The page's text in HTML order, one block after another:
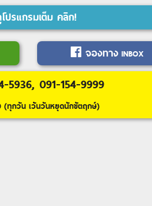
วลรี่ ร้านหยก
-เจ้าแม่กวนอิมฮองฮำ-
หลินไหว้พระใหญ่เกาะลันเตา-ช้อปปิ้ง
รา-สนามบิน-กรุงเทพฯ
ละเอียดเพิ่มเติม---
ปรแกรมเต็ม คลิก!
จองทางINBOX
5936, 091-154-9999
(ทุกวัน เว้นวันหยุดนักขัตฤกษ์)